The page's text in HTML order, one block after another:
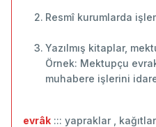
Resmî kurumlarda
Yazılmış kitaplar,
Örnek: Mektupçu
muhabere işlerini
evrâk ::: yapraklar ,